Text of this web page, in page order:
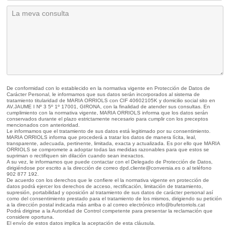
De conformidad con lo establecido en la normativa vigente en Protección de Datos de
Carácter Personal, le informamos que sus datos serán incorporados al sistema de
tratamiento titularidad de MARIA ORRIOLS con CIF 40602105K y domicilio social sito en
AV.JAUME I Nº 3 5º 1º 17001, GIRONA, con la finalidad de atender sus consultas. En
cumplimiento con la normativa vigente, MARIA ORRIOLS informa que los datos serán
conservados durante el plazo estrictamente necesario para cumplir con los preceptos
mencionados con anterioridad.
Le informamos que el tratamiento de sus datos está legitimado por su consentimiento.
MARIA ORRIOLS informa que procederá a tratar los datos de manera lícita, leal,
transparente, adecuada, pertinente, limitada, exacta y actualizada. Es por ello que MARIA
ORRIOLS se compromete a adoptar todas las medidas razonables para que estos se
supriman o rectifiquen sin dilación cuando sean inexactos.
A su vez, le informamos que puede contactar con el Delegado de Protección de Datos,
dirigiéndose por escrito a la dirección de correo dpd.cliente@conversia.es o al teléfono
902 877 192.
De acuerdo con los derechos que le confiere el la normativa vigente en protección de
datos podrá ejercer los derechos de acceso, rectificación, limitación de tratamiento,
supresión, portabilidad y oposición al tratamiento de sus datos de carácter personal así
como del consentimiento prestado para el tratamiento de los mismos, dirigiendo su petición
a la dirección postal indicada más arriba o al correo electrónico info@bufetorriols.cat
Podrá dirigirse a la Autoridad de Control competente para presentar la reclamación que
considere oportuna.
El envío de estos datos implica la aceptación de esta cláusula.